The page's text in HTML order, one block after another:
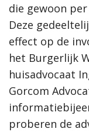
die gewoon
Deze
effect op de
het Burgerlijk
huisadvocaat
Gorcom
proberen de